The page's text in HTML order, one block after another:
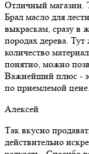
Отличный магазин.
Брал масло для
выкраскам, сразу в
породах дерева.
количество
понятно, можно
Важнейший плюс -
по приемлемой цене.
Алексей
Так вкусно
действительно